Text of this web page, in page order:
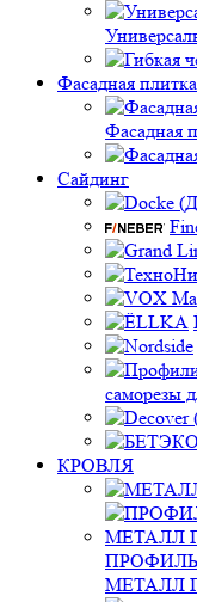
Фасадная плитка
Фасадная
Сайдинг
саморезы
КРОВЛЯ
МЕТАЛЛ